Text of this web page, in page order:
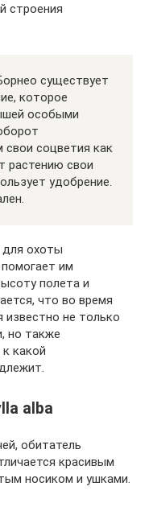
строения
существует
которое
особыми
соцветия как
растению свои
удобрение.
для охоты
им
полета и
что во время
не только
но также
какой
alba
обитатель
красивым
носиком и ушками.